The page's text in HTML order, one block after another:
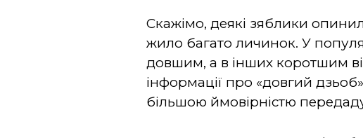
Скажімо, деякі зяблики
жило багато личинок. У
довшим, а в інших коротшим
інформації про «довгий
більшою ймовірністю